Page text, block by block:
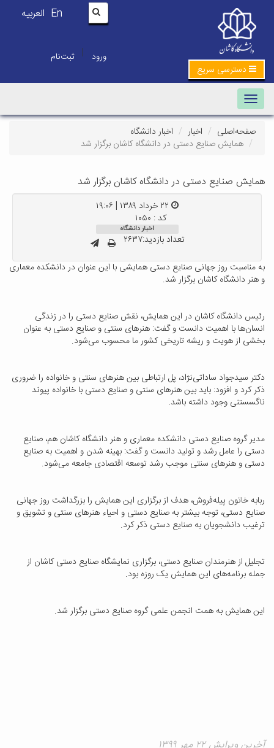
En العربیه
ورود | ثبت‌نام
دسترسی سریع
Toggle navigation
صفحه‌اصلی اخبار
اخبار دانشگاه
همایش صنایع دستی در دانشگاه کاشان برگزار شد
همایش صنایع دستی در دانشگاه کاشان برگزار شد
کد : ۱۰۵۰
اخبار دانشگاه
تعداد بازدید:۲۶۳۷
به مناسبت روز جهانی صنایع دستی همایشی با این عنوان در دانشکده معماری
و هنر دانشگاه کاشان برگزار شد.
رئیس دانشگاه کاشان در این همایش، نقش صنایع دستی را در زندگی
انسان‌ها با اهمیت دانست و گفت: هنرهای سنتی و صنایع دستی به عنوان
بخشی از هویت و ریشه تاریخی کشور ما محسوب می‌شود.
دکتر سیدجواد ساداتی‌نژاد، پل ارتباطی بین هنرهای سنتی و خانواده را ضروری
ذکر کرد و افزود: باید بین هنرهای سنتی و صنایع دستی با خانواده پیوند
ناگسستنی وجود داشته باشد.
مدیر گروه صنایع دستی دانشکده معماری و هنر دانشگاه کاشان هم، صنایع
دستی را عامل رشد و تولید دانست و گفت: بهینه شدن و اهمیت به صنایع
دستی و هنرهای سنتی موجب رشد توسعه اقتصادی جامعه می‌شود.
ربابه خاتون پیله‌فروش، هدف از برگزاری این همایش را بزرگداشت روز جهانی
صنایع دستی، توجه بیشتر به صنایع دستی و احیاء هنرهای سنتی و تشویق و
ترغیب دانشجویان به صنایع دستی ذکر کرد.
تجلیل از هنرمندان صنایع دستی، برگزاری نمایشگاه صنایع دستی کاشان از
جمله برنامه‌های این همایش یک روزه بود.
این همایش به همت انجمن علمی گروه صنایع دستی برگزار شد.